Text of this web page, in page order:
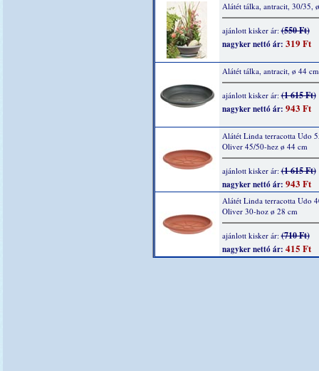
Alátét tálka, antracit, 30/35,
ajánlott kisker ár:(550 Ft)
nagyker nettó ár: 319 Ft
Alátét tálka, antracit, ø 44 cm
ajánlott kisker ár:(1 615 Ft)
nagyker nettó ár: 943 Ft
Alátét Linda terracotta Udo
Oliver 45/50-hez ø 44 cm
ajánlott kisker ár:(1 615 Ft)
nagyker nettó ár: 943 Ft
Alátét Linda terracotta Udo
Oliver 30-hoz ø 28 cm
ajánlott kisker ár:(710 Ft)
nagyker nettó ár: 415 Ft